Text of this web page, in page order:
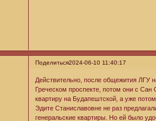
Поделиться2024-06-10 11:40:17
Действительно, после общежития ЛГУ
Греческом проспекте, потом они с
квартиру на Будапештской, а уже
Эдите Станиславовне не раз
генеральские квартиры. Но ей было